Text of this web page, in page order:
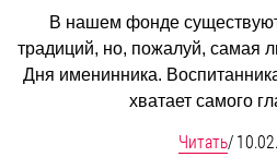
В нашем фонде
традиций, но, пожалуй, самая
Дня именинника.
хватает самого
Читать/